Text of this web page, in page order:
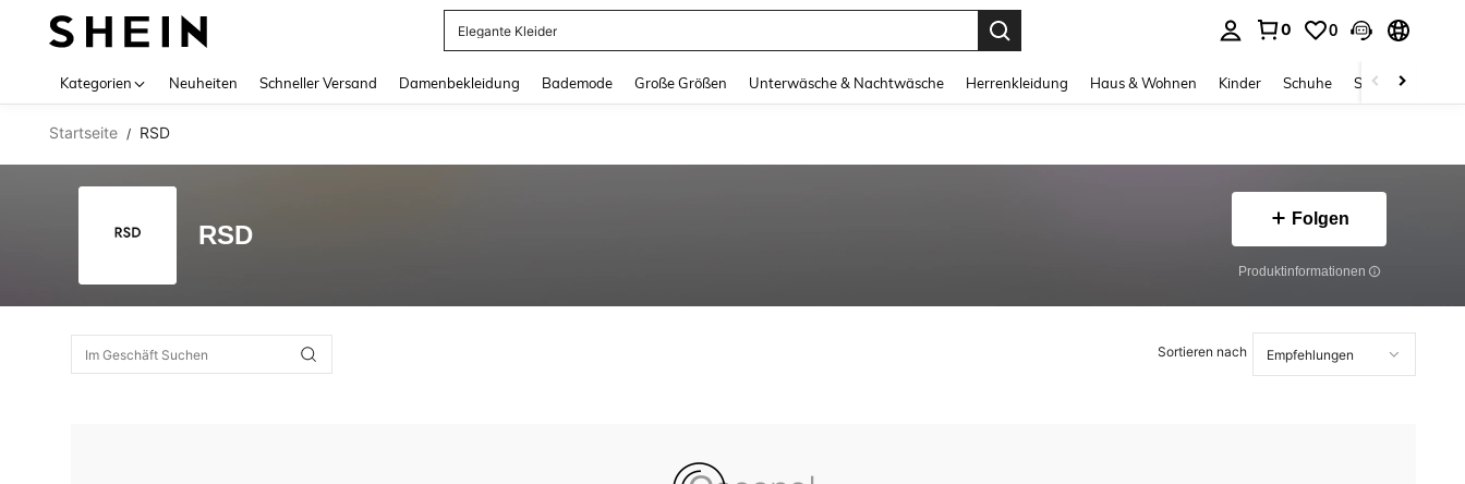
Elegante Kleider
0 0
Kategorien Neuheiten Schneller Versand Damenbekleidung Bademode Große Größen Unterwäsche & Nachtwäsche Herrenkleidung Haus & Wohnen Kinder Schuhe Schmuck &
Startseite / RSD
RSD
Folgen
Produktinformationen
Sortieren nach